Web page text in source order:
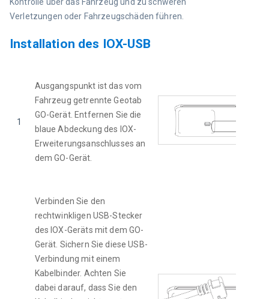
Kontrolle über das Fahrzeug und zu schweren
Verletzungen oder Fahrzeugschäden führen.
Installation des IOX-USB
1
Ausgangspunkt ist das vom
Fahrzeug getrennte Geotab
GO-Gerät. Entfernen Sie die
blaue Abdeckung des IOX-
Erweiterungsanschlusses an
dem GO-Gerät.
Verbinden Sie den
rechtwinkligen USB-Stecker
des IOX-Geräts mit dem GO-
Gerät. Sichern Sie diese USB-
Verbindung mit einem
Kabelbinder. Achten Sie
dabei darauf, dass Sie den